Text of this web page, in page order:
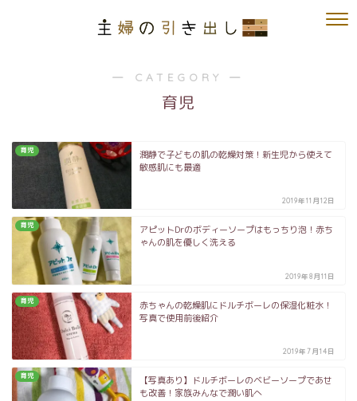
― CATEGORY ―
育児
育児
潤静で子どもの肌の乾燥対策！新生児から使えて
敏感肌にも最適
2019年11月12日
育児
アピットDrのボディーソープはもっちり泡！赤ち
ゃんの肌を優しく洗える
2019年8月11日
育児
赤ちゃんの乾燥肌にドルチボーレの保湿化粧水！
写真で使用前後紹介
2019年7月14日
育児
【写真あり】ドルチボーレのベビーソープであせ
も改善！家族みんなで潤い肌へ